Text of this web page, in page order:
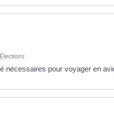
nécessaires pour voyager en